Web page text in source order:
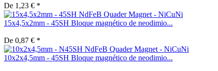
De 1,23 € *
15x4,5x2mm - 45SH Bloque magnético de neodimio...
De 0,87 € *
10x2x4,5mm - 45SH Bloque magnético de neodimio...